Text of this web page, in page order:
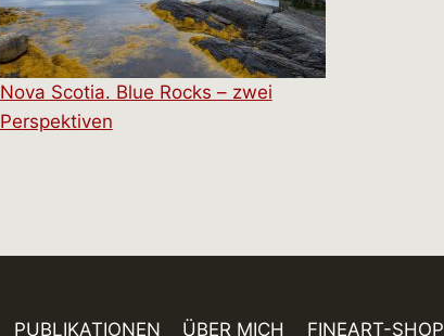
Nova Scotia. Blue Rocks – zwei
Perspektiven
PUBLIKATIONEN ÜBER MICH FINEART-SHOP